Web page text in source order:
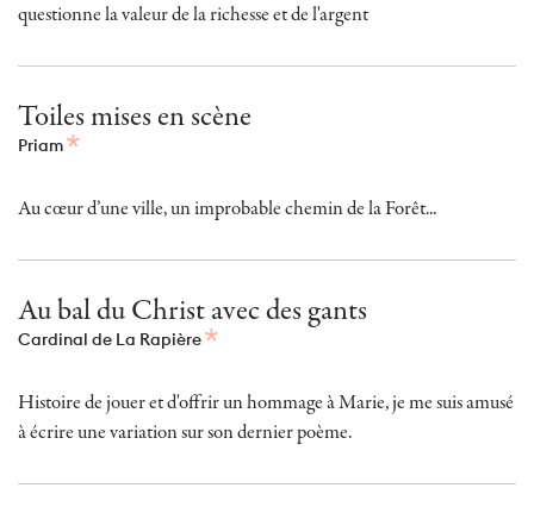
questionne la valeur de la richesse et de l'argent
Toiles mises en scène
Priam
Au cœur d’une ville, un improbable chemin de la Forêt...
Au bal du Christ avec des gants
Cardinal de La Rapière
Histoire de jouer et d'offrir un hommage à Marie, je me suis amusé
à écrire une variation sur son dernier poème.